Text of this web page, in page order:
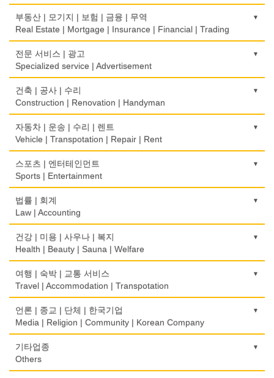
식당장비
Food Equipment
식품점
Korean Food
Food Manufacturing
와인제조
정육점
제과점
Bakery
식품도매
Food Distributors
Psychologist/Psychiatrist
안경점
Optical Stores
의료기구
Medical Instruments
Denturist
한의원/한약
Oriental Herb/Acupuncture
약국
의사-내과
Internal Medicine
의사-물리치료/카이로 프랙터
Physiotherapy/Chiropractic Clinic
의사-비뇨기과
의사-산부인과
Obstetrician
의사-성형외과
Cosmetic Surgeon
Children's Ware
Wedding
인터넷 쇼핑
Internet Shopping
결혼상담
Marriage Consulting
Florist
모피점
백화점/선물센터
보석/귀금속/시계
Jeweler/Jeweller
비디오-사진/촬영/편집/공급
Video Service
사진촬영
애완동물용품
Pet Shop
사무기기
Office Equipment
Stationery/Office Equipment
Book Store
운전학원
Driving School
한글학교
Korean Language School
Boarding House
학교/학원
개인지도-체육
개인지도-음악
Private Lesson-Music
개인지도-옷수선
Private Lesson-Alteration
개인지도-어학/수학
금전등록기
Cash Register
인터넷 서비스/까페
Internet Service/Cafe
전자제품 판매/수리
Electronic Goods Sales/Repair
Telephone/Communication Service
컴퓨터 판매/수리
Computer Sales/Repair
부동산 | 모기지 | 보험 | 금융 | 무역
Real Estate | Mortgage | Insurance | Financial | Trading
도매
Wholesale
모기지
Mortgage
International Trade
Insurance/Investment/Finance
부동산 관리
Property Management
채무조정
Bankruptcy
Real Estate
은행/금융기관
Bank/Financing Service
전문 서비스 | 광고
Specialized service | Advertisement
광고/그래픽 디자인
Advertising/Graphic Design
광고 에이전트
Advertising Agency
경보/도난방지
Alarm/Security System
Cemetery/Monument
빨래방/세탁
Coin Laundry/Dry cleaning
상패/트로피
Medal/Trophy
Dry cleaning Equipment
악기사
열쇠
건축 | 공사 | 수리
Construction | Renovation | Handyman
건축시공/개조
Construction/Home Renovation
건축설계사
Architect
Architecture
Home Inspection
간판
Signs
가구판매/수리
Furniture Sales/Repair
Machinery Rebuilding
난방/냉동
자동차 | 운송 | 수리 | 렌트
Vehicle | Transpotation | Repair | Rent
운송/통관/이삿짐
Transportation/Moving
택배
Courier Service
Taxi Service
Automobile/Car
자동차-렌트
Car Rental
자동차-바디샵
Autobody Shop
스포츠 | 엔터테인먼트
Sports | Entertainment
골프장비
Golf Equipment
골프장
Golf/Country Club
가라오케/노래방/카페
Karaoke/Cafe
Dahn Centre
당구장
Billiard Club
볼링장
법률 | 회계
Law | Accounting
교통위반티켓
Traffic Ticket
공인회계사(CPA)
CPA
번역/통역/이력서
Translation/Interpretation/Resume Service
Law Office
회계업무
건강 | 미용 | 사우나 | 복지
Health | Beauty | Sauna | Welfare
건강상담/식품/정보
Health Counseling/Food/Information
의료기
Medical Equipment
Massage
여행 | 숙박 | 교통 서비스
Travel | Accommodation | Transpotation
호텔/모텔/숙박
Hotel/Motel
여행/관광
Travel/Tour
언론 | 종교 | 단체 | 한국기업
Media | Religion | Community | Korean Company
기도원/수양관
Retreat Centre
기타업종
Others